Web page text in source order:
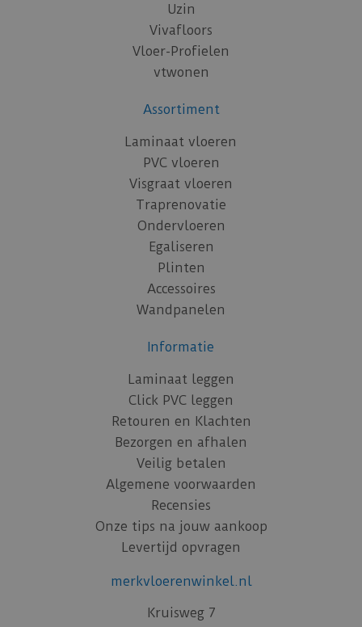
Uzin
Vivafloors
Vloer-Profielen
vtwonen
Assortiment
Laminaat vloeren
PVC vloeren
Visgraat vloeren
Traprenovatie
Ondervloeren
Egaliseren
Plinten
Accessoires
Wandpanelen
Informatie
Laminaat leggen
Click PVC leggen
Retouren en Klachten
Bezorgen en afhalen
Veilig betalen
Algemene voorwaarden
Recensies
Onze tips na jouw aankoop
Levertijd opvragen
merkvloerenwinkel.nl
Kruisweg 7